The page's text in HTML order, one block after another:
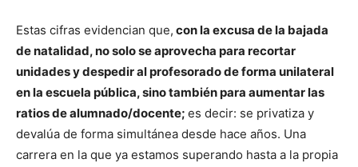
Estas cifras evidencian que, con la excusa de la bajada
de natalidad, no solo se aprovecha para recortar
unidades y despedir al profesorado de forma unilateral
en la escuela pública, sino también para aumentar las
ratios de alumnado/docente; es decir: se privatiza y
devalúa de forma simultánea desde hace años. Una
carrera en la que ya estamos superando hasta a la propia